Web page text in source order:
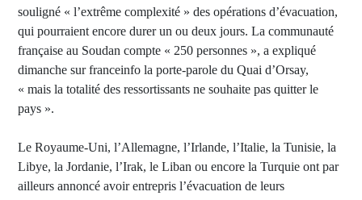
souligné « l’extrême complexité » des opérations d’évacuation,
qui pourraient encore durer un ou deux jours. La communauté
française au Soudan compte « 250 personnes », a expliqué
dimanche sur franceinfo la porte-parole du Quai d’Orsay,
« mais la totalité des ressortissants ne souhaite pas quitter le
pays ».
Le Royaume-Uni, l’Allemagne, l’Irlande, l’Italie, la Tunisie, la
Libye, la Jordanie, l’Irak, le Liban ou encore la Turquie ont par
ailleurs annoncé avoir entrepris l’évacuation de leurs